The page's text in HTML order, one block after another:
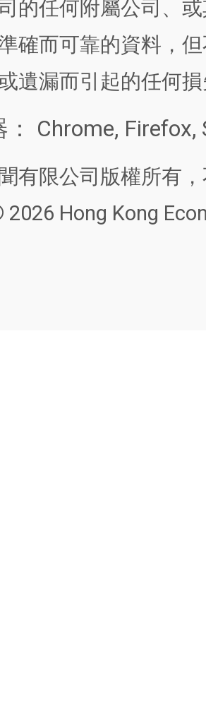
的任何附屬公司、
確而可靠的資料，
遺漏而引起的任何
Chrome, Firefox,
有限公司版權所有
2026 Hong Kong